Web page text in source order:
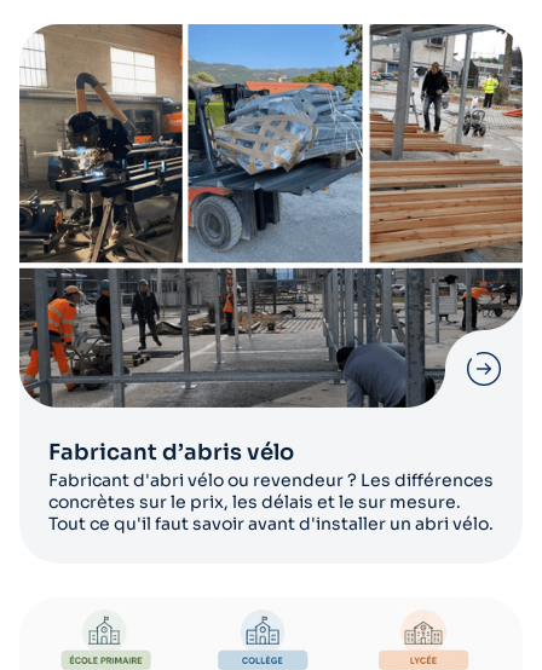
Fabricant d’abris vélo
Fabricant d'abri vélo ou revendeur ? Les différences
concrètes sur le prix, les délais et le sur mesure.
Tout ce qu'il faut savoir avant d'installer un abri vélo.